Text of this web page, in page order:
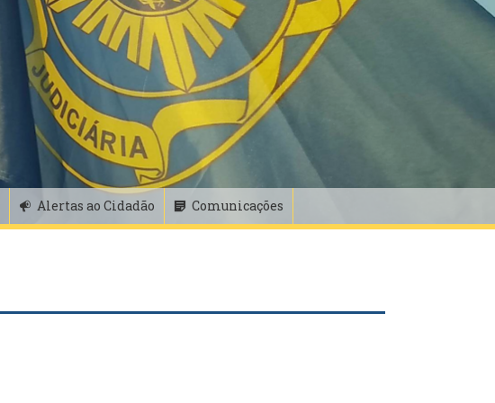
Alertas ao Cidadão Comunicações